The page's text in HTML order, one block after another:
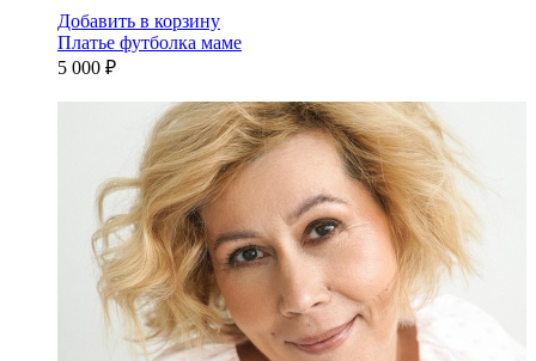
Добавить в корзину
Платье футболка маме
5 000 ₽